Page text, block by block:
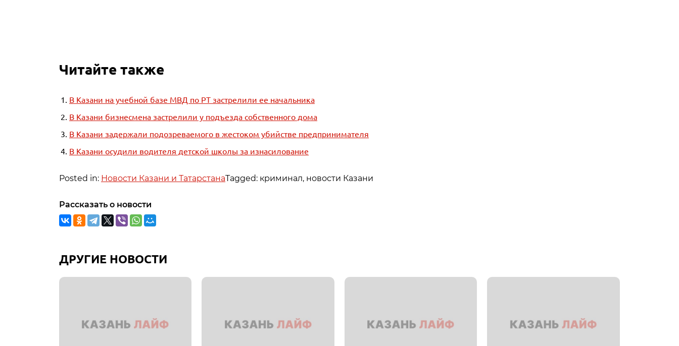
Читайте также
В Казани на учебной базе МВД по РТ застрелили ее начальника
В Казани бизнесмена застрелили у подъезда собственного дома
В Казани задержали подозреваемого в жестоком убийстве предпринимателя
В Казани осудили водителя детской школы за изнасилование
Posted in: Новости Казани и ТатарстанаTagged: криминал, новости Казани
Рассказать о новости
ДРУГИЕ НОВОСТИ